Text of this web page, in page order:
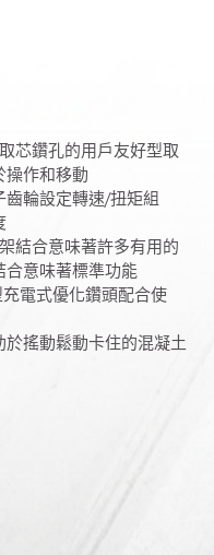
芯鑽孔的用戶友好型取
操作和移動
齒輪設定轉速/扭矩組
結合意味著許多有用的
意味著標準功能
電式優化鑽頭配合使
搖動鬆動卡住的混凝土